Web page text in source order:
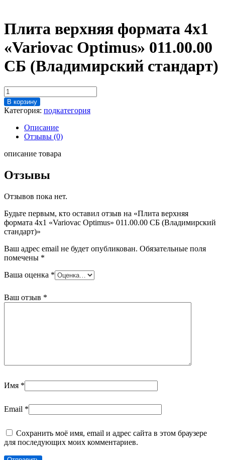
Плита верхняя формата 4х1
«Variovac Optimus» 011.00.00
СБ (Владимирский стандарт)
Количество
товара
Плита
верхняя
формата
Optimus"
СБ
(Владимирский
В корзину
Категория: подкатегория
Описание
Отзывы (0)
описание товара
Отзывы
Отзывов пока нет.
Будьте первым, кто оставил отзыв на «Плита верхняя
формата 4х1 «Variovac Optimus» 011.00.00 СБ (Владимирский
стандарт)»
Ваш адрес email не будет опубликован. Обязательные поля
помечены *
Ваша оценка *
Ваш отзыв *
Имя *
Email *
Сохранить моё имя, email и адрес сайта в этом браузере
для последующих моих комментариев.